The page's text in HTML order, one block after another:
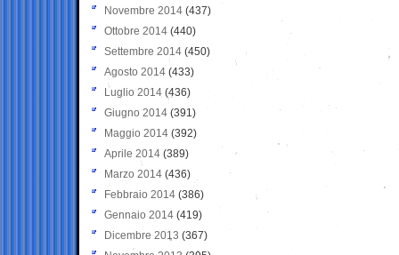
Novembre 2014 (437)
Ottobre 2014 (440)
Settembre 2014 (450)
Agosto 2014 (433)
Luglio 2014 (436)
Giugno 2014 (391)
Maggio 2014 (392)
Aprile 2014 (389)
Marzo 2014 (436)
Febbraio 2014 (386)
Gennaio 2014 (419)
Dicembre 2013 (367)